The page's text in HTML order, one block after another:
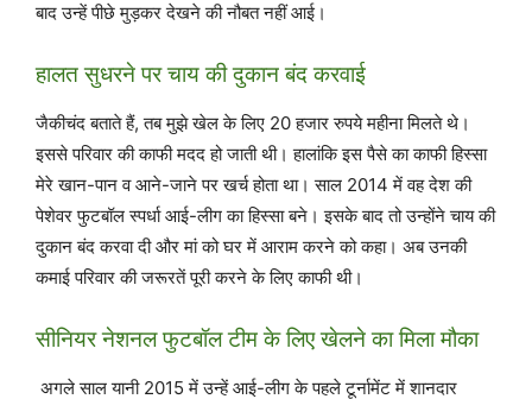
बाद उन्हें पीछे मुड़कर देखने की नौबत नहीं आई।
हालत सुधरने पर चाय की दुकान बंद करवाई
जैकीचंद बताते हैं, तब मुझे खेल के लिए 20 हजार रुपये महीना मिलते थे।
इससे परिवार की काफी मदद हो जाती थी। हालांकि इस पैसे का काफी हिस्सा
मेरे खान-पान व आने-जाने पर खर्च होता था। साल 2014 में वह देश की
पेशेवर फुटबॉल स्पर्धा आई-लीग का हिस्सा बने। इसके बाद तो उन्होंने चाय की
दुकान बंद करवा दी और मां को घर में आराम करने को कहा। अब उनकी
कमाई परिवार की जरूरतें पूरी करने के लिए काफी थी।
सीनियर नेशनल फुटबॉल टीम के लिए खेलने का मिला मौका
अगले साल यानी 2015 में उन्हें आई-लीग के पहले टूर्नामेंट में शानदार